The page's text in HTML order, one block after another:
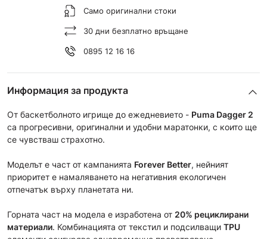
Само оригинални стоки
30 дни безплатно връщане
0895 12 16 16
Информация за продукта
От баскетболното игрище до ежедневието - Puma Dagger 2
са прогресивни, оригинални и удобни маратонки, с които ще
се чувстваш страхотно.
Моделът е част от кампанията Forever Better, нейният
приоритет е намаляването на негативния екологичен
отпечатък върху планетата ни.
Горната част на модела е изработена от 20% рециклирани
материали. Комбинацията от текстил и подсилващи TPU